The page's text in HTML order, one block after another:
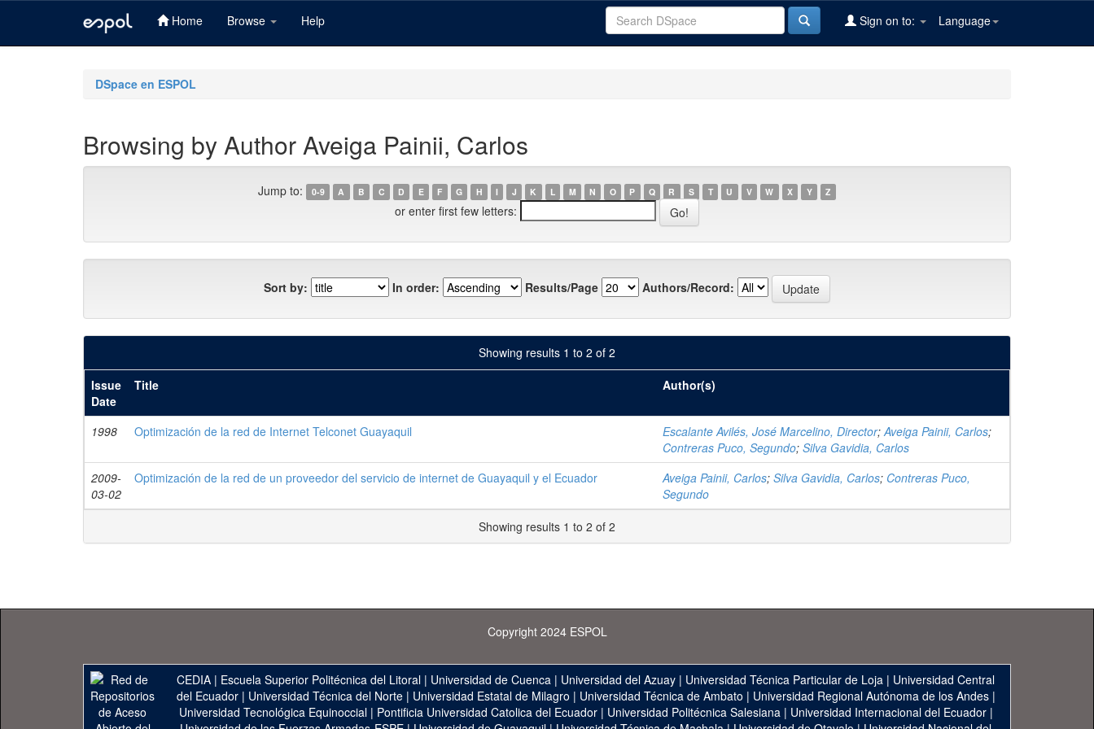
Home Browse Help Language
Sign on to:
DSpace en ESPOL
Browsing by Author Aveiga Painii, Carlos
Jump to: 0-9 A B C D E F G H I J K L M N O P Q R S T U V W X Y Z
or enter first few letters:
Sort by: In order: Results/Page Authors/Record:
Showing results 1 to 2 of 2
Issue
Date
Title Author(s)
1998 Optimización de la red de Internet Telconet Guayaquil Escalante Avilés, José Marcelino, Director;Aveiga Painii, Carlos;
Contreras Puco, Segundo; Silva Gavidia, Carlos
2009-
03-02
Optimización de la red de un proveedor del servicio de internet de Guayaquil y el Ecuador Aveiga Painii, Carlos; Silva Gavidia, Carlos; Contreras Puco,
Segundo
Showing results 1 to 2 of 2
Copyright 2024 ESPOL
CEDIA | Escuela Superior Politécnica del Litoral | Universidad de Cuenca | Universidad del Azuay | Universidad Técnica Particular de Loja | Universidad Central
del Ecuador| Universidad Técnica del Norte| Universidad Estatal de Milagro | Universidad Técnica de Ambato | Universidad Regional Autónoma de los Andes|
Universidad Tecnológica Equinoccial| Pontificia Universidad Catolica del Ecuador| Universidad Politécnica Salesiana| Universidad Internacional del Ecuador|